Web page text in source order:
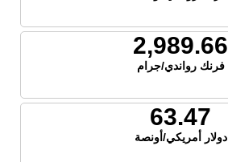
2,989.66
فرنك رواندي/جرام
63.47
دولار أمريكي/أونصة